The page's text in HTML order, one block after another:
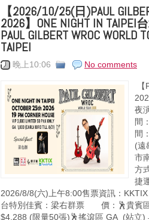
【2026/10/25(日)PAUL
2026】ONE NIGHT IN TAIPEI
PAUL GILBERT WROC WORLD
TAIPEI
晚上10:06 No comments
【
夜
間
間
(遠
市
方
捷
2026/8/8(六)上午8:00售票資訊：
台特別佳賓：梁右群票 價：🕺貴賓
$4,288 (限量50張)🕺搖滾區 GA (站立)